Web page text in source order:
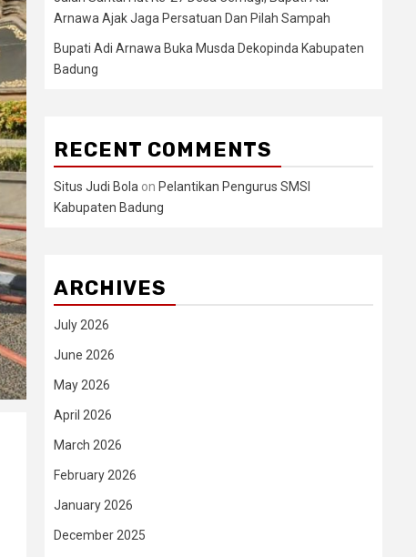
Arnawa Ajak Jaga Persatuan Dan Pilah Sampah
Bupati Adi Arnawa Buka Musda Dekopinda Kabupaten
Badung
RECENT COMMENTS
Situs Judi Bola on Pelantikan Pengurus SMSI
Kabupaten Badung
ARCHIVES
July 2026
June 2026
May 2026
April 2026
March 2026
February 2026
January 2026
December 2025